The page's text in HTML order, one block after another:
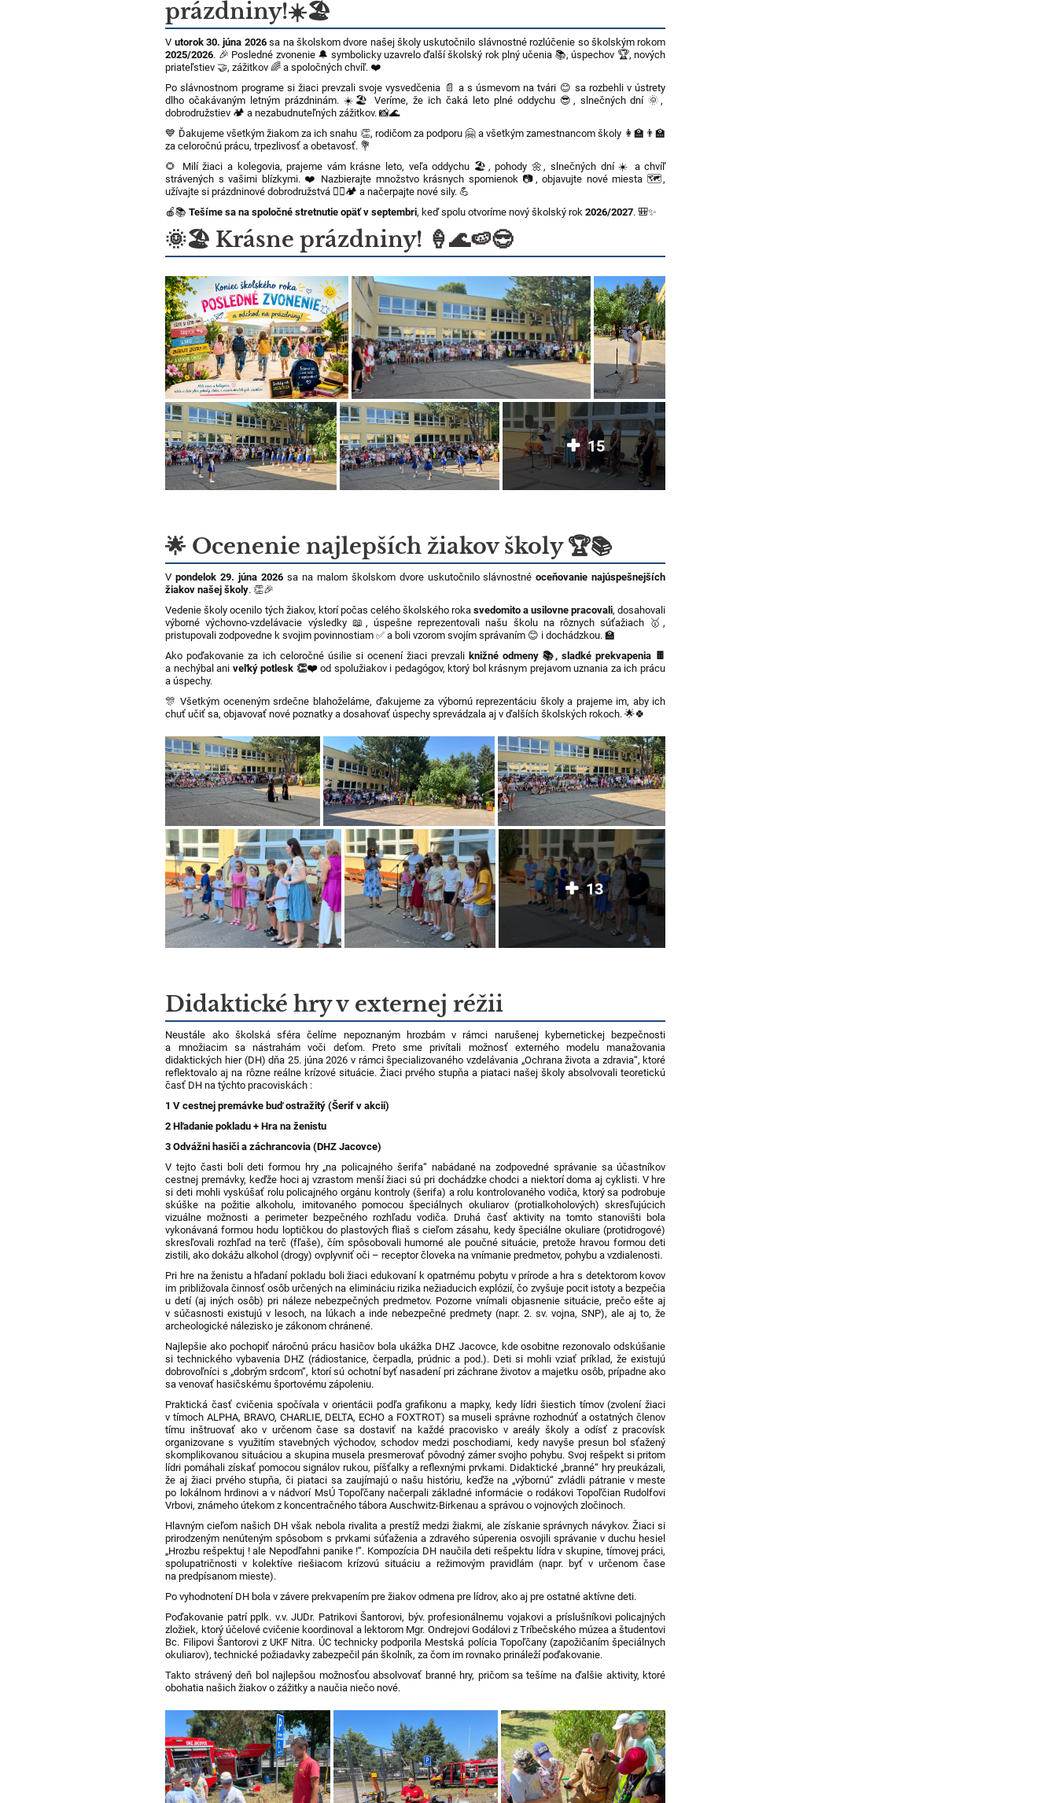
prázdniny!☀️🏖️
V utorok 30. júna 2026sa na školskom dvore našej školy uskutočnilo slávnostné rozlúčenie so školským rokom
2025/2026. 🎉 Posledné zvonenie 🔔 symbolicky uzavrelo ďalší školský rok plný učenia 📚, úspechov 🏆, nových
priateľstiev 🤝, zážitkov 🌈 a spoločných chvíľ. ❤️
Po slávnostnom programe si žiaci prevzali svoje vysvedčenia 📄 a s úsmevom na tvári 😊 sa rozbehli v ústrety
dlho očakávaným letným prázdninám. ☀️🏖️ Veríme, že ich čaká leto plné oddychu 😎, slnečných dní 🌞,
dobrodružstiev 🏕️ a nezabudnuteľných zážitkov. 📸🌊
💙 Ďakujeme všetkým žiakom za ich snahu 👏, rodičom za podporu 🤗 a všetkým zamestnancom školy 👩‍🏫👨‍🏫
za celoročnú prácu, trpezlivosť a obetavosť. 💐
🌻 Milí žiaci a kolegovia, prajeme vám krásne leto, veľa oddychu 🏖️, pohody 🌼, slnečných dní ☀️ a chvíľ
strávených s vašimi blízkymi. ❤️ Nazbierajte množstvo krásnych spomienok 📷, objavujte nové miesta 🗺️,
užívajte si prázdninové dobrodružstvá 🚴‍♀️🏕️ a načerpajte nové sily. 💪
🍎📚Tešíme sa na spoločné stretnutie opäť v septembri, keď spolu otvoríme nový školský rok2026/2027. 🎒✨
🌞🏖️ Krásne prázdniny! 🍦🌊🍉😎
15
🌟 Ocenenie najlepších žiakov školy 🏆📚
Vpondelok 29. júna 2026 sa na malom školskom dvore uskutočnilo slávnostnéoceňovanie najúspešnejších
žiakov našej školy. 👏🎉
Vedenie školy ocenilo tých žiakov, ktorí počas celého školského rokasvedomito a usilovne pracovali, dosahovali
výborné výchovno-vzdelávacie výsledky 📖, úspešne reprezentovali našu školu na rôznych súťažiach 🥇,
pristupovali zodpovedne k svojim povinnostiam ✅ a boli vzorom svojím správaním 😊 i dochádzkou. 🏫
Ako poďakovanie za ich celoročné úsilie si ocenení žiaci prevzali knižné odmeny 📚, sladké prekvapenia 🍫
a nechýbal ani veľký potlesk 👏❤️od spolužiakov i pedagógov, ktorý bol krásnym prejavom uznania za ich prácu
a úspechy.
🎊 Všetkým oceneným srdečne blahoželáme, ďakujeme za výbornú reprezentáciu školy a prajeme im, aby ich
chuť učiť sa, objavovať nové poznatky a dosahovať úspechy sprevádzala aj v ďalších školských rokoch. 🌟🍀
13
Didaktické hry v externej réžii
Neustále ako školská sféra čelíme nepoznaným hrozbám v rámci narušenej kybernetickej bezpečnosti
a množiacim sa nástrahám voči deťom. Preto sme privítali možnosť externého modelu manažovania
didaktických hier (DH) dňa 25. júna 2026 v rámci špecializovaného vzdelávania „Ochrana života a zdravia“, ktoré
reflektovalo aj na rôzne reálne krízové situácie. Žiaci prvého stupňa a piataci našej školy absolvovali teoretickú
časť DH na týchto pracoviskách :
1 V cestnej premávke buď ostražitý (Šerif v akcii)
2 Hľadanie pokladu + Hra na ženistu
3 Odvážni hasiči a záchrancovia (DHZ Jacovce)
V tejto časti boli deti formou hry „na policajného šerifa“ nabádanéna zodpovedné správanie sa účastníkov
cestnej premávky, keďže hoci aj vzrastom menší žiacisú pri dochádzke chodci a niektorí doma aj cyklisti. V hre
si deti mohli vyskúšať rolu policajného orgánu kontroly (šerifa) a rolu kontrolovaného vodiča, ktorý sa podrobuje
skúške na požitie alkoholu, imitovaného pomocou špeciálnych okuliarov (protialkoholových) skresľujúcich
vizuálne možnosti a perimeter bezpečného rozhľadu vodiča. Druhá časť aktivity na tomto stanovišti bola
vykonávaná formou hodu loptičkou do plastových fliaš s cieľom zásahu, kedy špeciálne okuliare (protidrogové)
skresľovali rozhľad na terč (fľaše), čím spôsobovali humorné ale poučné situácie, pretože hravou formou deti
zistili, ako dokážu alkohol (drogy) ovplyvniť oči – receptor človeka na vnímanie predmetov, pohybu a vzdialenosti.
Pri hre na ženistu a hľadaní pokladu boli žiaci edukovaní k opatrnému pobytu v prírode a hra s detektorom kovov
im približovala činnosť osôb určených na elimináciu rizika nežiaducich explózií, čo zvyšuje pocit istoty a bezpečia
u detí (aj iných osôb) pri náleze nebezpečných predmetov. Pozorne vnímali objasnenie situácie, prečo ešte aj
v súčasnosti existujú v lesoch, na lúkach a inde nebezpečné predmety (napr. 2. sv. vojna, SNP), ale aj to, že
archeologické nálezisko je zákonom chránené.
Najlepšie ako pochopiť náročnú prácu hasičov bola ukážka DHZ Jacovce, kde osobitne rezonovalo odskúšanie
si technického vybavenia DHZ (rádiostanice, čerpadla, prúdnic a pod.). Deti si mohli vziať príklad, že existujú
dobrovoľníci s „dobrým srdcom“, ktorí sú ochotní byť nasadení pri záchrane životov a majetku osôb, prípadne ako
sa venovať hasičskému športovému zápoleniu.
Praktická časť cvičenia spočívala v orientácii podľa grafikonu a mapky, kedy lídri šiestich tímov (zvolení žiaci
v tímoch ALPHA, BRAVO, CHARLIE, DELTA, ECHO a FOXTROT) sa museli správne rozhodnúť a ostatných členov
tímu inštruovať ako v určenom čase sa dostaviť na každé pracovisko v areály školy a odísť z pracovísk
organizovane s využitím stavebných východov, schodov medzi poschodiami, kedy navyše presun bol sťažený
skomplikovanou situáciou a skupina musela presmerovať pôvodný zámer svojho pohybu. Svoj rešpekt si pritom
lídri pomáhali získať pomocou signálov rukou, píšťalky a reflexnými prvkami. Didaktické „branné“ hry preukázali,
že aj žiaci prvého stupňa, či piataci sa zaujímajú o našu históriu, keďže na „výbornú“ zvládli pátranie v meste
po lokálnom hrdinovi a v nádvorí MsÚ Topoľčany načerpali základné informácie o rodákovi Topoľčian Rudolfovi
Vrbovi, známeho útekom z koncentračného táboraAuschwitz-Birkenau a správou o vojnových zločinoch.
Hlavným cieľom našich DH však nebola rivalita a prestíž medzi žiakmi, ale získanie správnych návykov. Žiaci si
prirodzeným nenúteným spôsobom s prvkami súťaženia a zdravého súperenia osvojili správanie v duchu hesiel
„Hrozbu rešpektuj ! ale Nepodľahni panike !“. Kompozícia DH naučila deti rešpektu lídra v skupine, tímovej práci,
spolupatričnosti v kolektíve riešiacom krízovú situáciu a režimovým pravidlám (napr. byť v určenom čase
na predpísanom mieste).
Po vyhodnotení DH bola v závere prekvapením pre žiakov odmena pre lídrov, ako aj pre ostatné aktívne deti.
Poďakovanie patrí pplk. v.v. JUDr. Patrikovi Šantorovi, býv. profesionálnemu vojakovi a príslušníkovi policajných
zložiek, ktorý účelové cvičenie koordinoval a lektorom Mgr. Ondrejovi Godálovi z Tríbečského múzea a študentovi
Bc. Filipovi Šantorovi z UKF Nitra. ÚC technicky podporila Mestská polícia Topoľčany (zapožičaním špeciálnych
okuliarov), technické požiadavky zabezpečil pán školník, za čom im rovnako prináleží poďakovanie.
Takto strávený deň bol najlepšou možnosťou absolvovať branné hry, pričom sa tešíme na ďalšie aktivity, ktoré
obohatia našich žiakov o zážitky a naučia niečo nové.